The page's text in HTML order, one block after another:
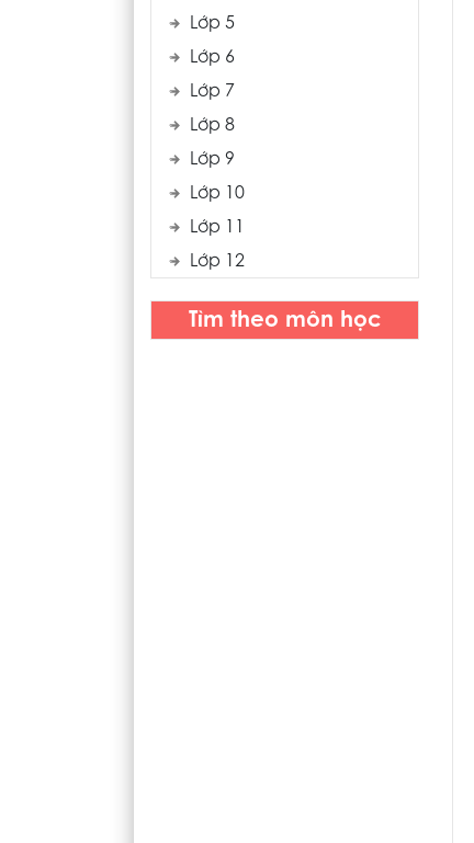
Lớp 5
Lớp 6
Lớp 7
Lớp 8
Lớp 9
Lớp 10
Lớp 11
Lớp 12
Tìm theo môn học